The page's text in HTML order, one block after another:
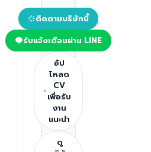
ติดตามบริษัทนี้
รับแจ้งเตือนผ่าน LINE
อัป
โหลด
CV
เพื่อรับ
งาน
แนะนำ
ดู